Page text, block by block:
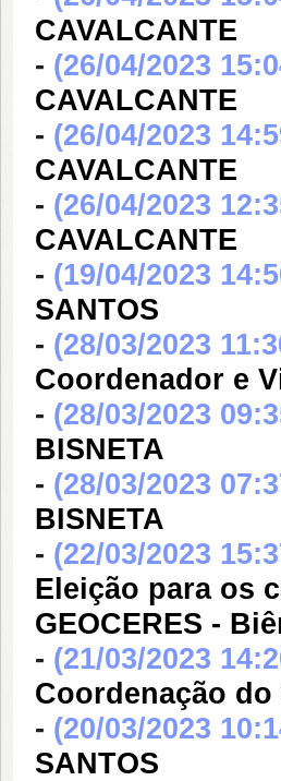
CAVALCANTE
- (26/04/2023
CAVALCANTE
- (26/04/2023
CAVALCANTE
- (26/04/2023
CAVALCANTE
- (19/04/2023
SANTOS
- (28/03/2023
Coordenador e
- (28/03/2023
BISNETA
- (28/03/2023
BISNETA
- (22/03/2023
Eleição para os
GEOCERES -
- (21/03/2023
Coordenação do
- (20/03/2023
SANTOS